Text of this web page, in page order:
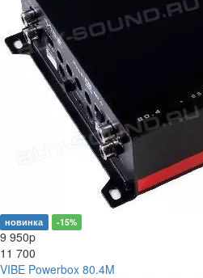
новинка -15%
9 950p
11 700
VIBE Powerbox 80.4M